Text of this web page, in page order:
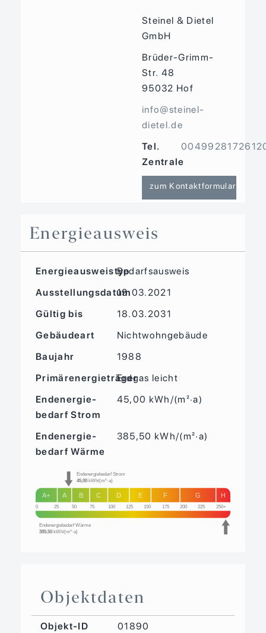
Steinel & Dietel
GmbH
Brüder-Grimm-
Str. 48
95032 Hof
info@steinel-
dietel.de
Tel.
Zentrale
zum Kontaktformular
Energieausweis
EnergieausweistypBedarfs­ausweis
Ausstellungsdatum19.03.2021
Gültig bis
18.03.2031
Gebäudeart
Nichtwohngebäude
Baujahr
1988
PrimärenergieträgerErdgas leicht
Endenergie­
bedarf Strom
45,00 kWh/(m²·a)
Endenergie­
bedarf Wärme
385,50 kWh/(m²·a)
0 25 50 75 100 125 150 175 200 225 250+
H
G
F
E
D
C
B
A
A+
Endenergiebedarf Strom
45,00kWh/(m²·a)
Endenergiebedarf Wärme
385,50kWh/(m²·a)
Objektdaten
Objekt-ID
01890